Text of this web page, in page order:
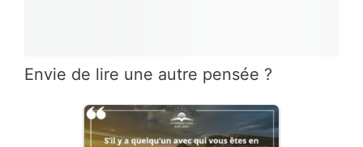
Envie de lire une autre pensée ?